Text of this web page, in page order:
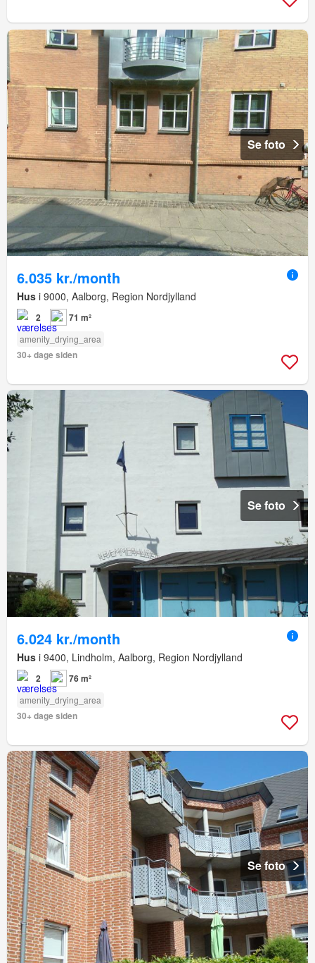
Se foto
6.035 kr./month
Hus i 9000, Aalborg, Region Nordjylland
2 71 m²
amenity_drying_area
30+ dage siden
Se foto
6.024 kr./month
Hus i 9400, Lindholm, Aalborg, Region Nordjylland
2 76 m²
amenity_drying_area
30+ dage siden
Se foto